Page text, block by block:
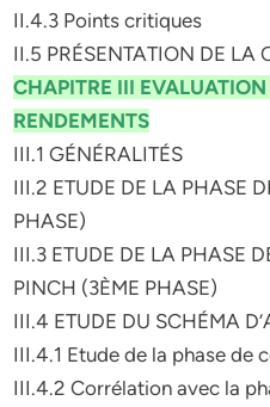
II.4.3 Points critiques
II.5 PRÉSENTATION DE LA
CHAPITRE III
RENDEMENTS
III.1 GÉNÉRALITÉS
III.2 ETUDE DE LA PHASE
PHASE)
III.3 ETUDE DE LA PHASE
PINCH (3ÈME PHASE)
III.4 ETUDE DU SCHÉMA
III.4.1 Etude de la phase de
III.4.2 Corrélation avec la